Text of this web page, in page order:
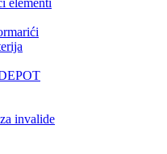
elementi
invalide